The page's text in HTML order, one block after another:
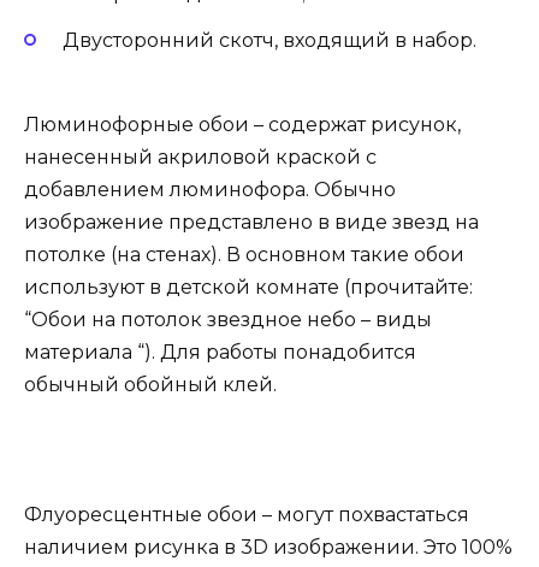
Двусторонний скотч, входящий в набор.
Люминофорные обои – содержат рисунок,
нанесенный акриловой краской с
добавлением люминофора. Обычно
изображение представлено в виде звезд на
потолке (на стенах). В основном такие обои
используют в детской комнате (прочитайте:
“Обои на потолок звездное небо – виды
материала “). Для работы понадобится
обычный обойный клей.
Флуоресцентные обои – могут похвастаться
наличием рисунка в 3D изображении. Это 100%